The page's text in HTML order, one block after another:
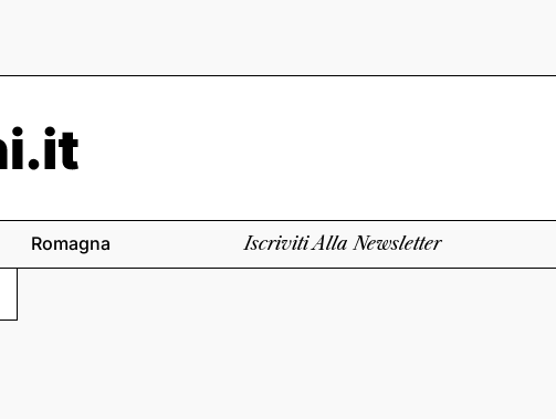
Romagna Iscriviti Alla Newsletter